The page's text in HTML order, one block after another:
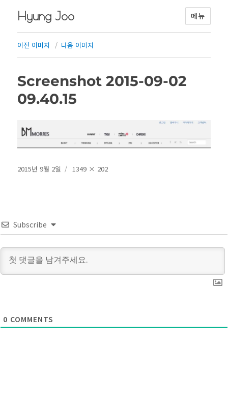
Hyung Joo 메뉴
이전 이미지 다음 이미지
Screenshot 2015-09-02
09.40.15
작
2015년 9월 2일
전
1349 × 202
Subscribe
0 COMMENTS